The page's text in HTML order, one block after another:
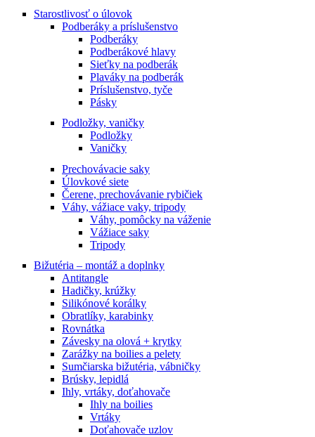
Starostlivosť o úlovok
Podberáky a príslušenstvo
Podberáky
Podberákové hlavy
Sieťky na podberák
Plaváky na podberák
Príslušenstvo, tyče
Pásky
Podložky, vaničky
Podložky
Vaničky
Prechovávacie saky
Úlovkové siete
Čerene, prechovávanie rybičiek
Váhy, vážiace vaky, tripody
Váhy, pomôcky na váženie
Vážiace saky
Tripody
Bižutéria – montáž a doplnky
Antitangle
Hadičky, krúžky
Silikónové korálky
Obratlíky, karabinky
Rovnátka
Závesky na olová + krytky
Zarážky na boilies a pelety
Sumčiarska bižutéria, vábničky
Brúsky, lepidlá
Ihly, vrtáky, doťahovače
Ihly na boilies
Vrtáky
Doťahovače uzlov